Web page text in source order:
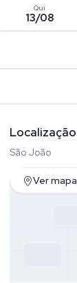
Qui
13/08
Localização
São João
Ver mapa